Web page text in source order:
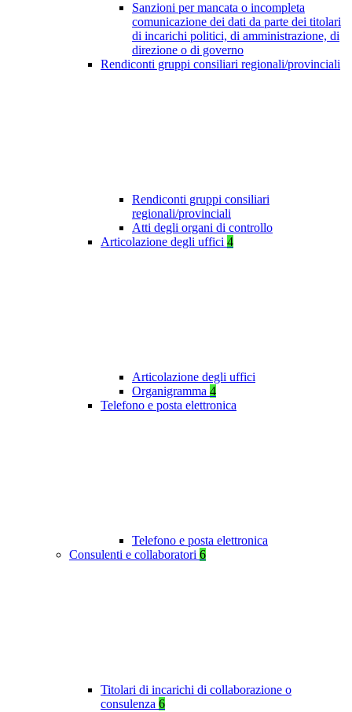
Sanzioni per mancata o incompleta
comunicazione dei dati da parte dei titolari
di incarichi politici, di amministrazione, di
direzione o di governo
Rendiconti gruppi consiliari regionali/provinciali
Rendiconti gruppi consiliari
regionali/provinciali
Atti degli organi di controllo
Articolazione degli uffici 4
Articolazione degli uffici
Organigramma 4
Telefono e posta elettronica
Telefono e posta elettronica
Consulenti e collaboratori 6
Titolari di incarichi di collaborazione o
consulenza 6